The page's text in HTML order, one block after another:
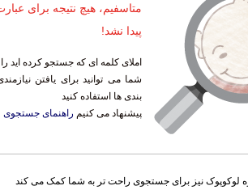
متاسفیم، هیچ نتیجه برای
پیدا نشد!
املای کلمه ای که جستجو کرده اید
شما می توانید برای یافتن
بندی ها استفاده کنید
پیشنهاد می کنیم راهنمای جستجوی
لوکوپوک نیز برای جستجوی راحت تر به شما کمک می کند